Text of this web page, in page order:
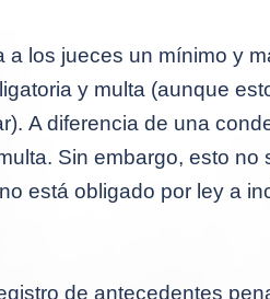
los jueces un mínimo y
y multa (aunque
A diferencia de una
Sin embargo, esto no
está obligado por ley a
de antecedentes